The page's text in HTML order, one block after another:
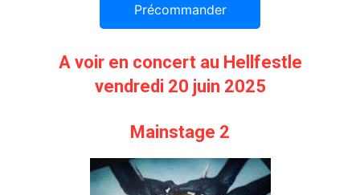
Précommander
A voir en concert au Hellfestle
vendredi 20 juin 2025
Mainstage 2